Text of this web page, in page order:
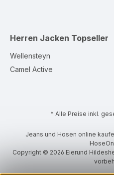
Herren Jacken Topseller
Wellensteyn
Camel Active
* Alle Preise inkl.
Jeans und Hosen online
Copyright © 2026 Eierund